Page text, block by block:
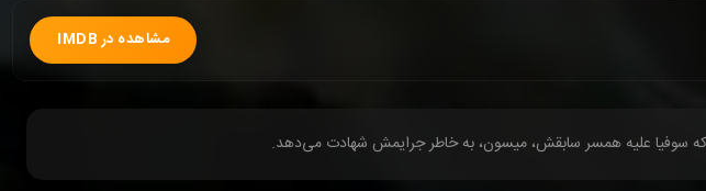
مشاهده در IMDB
سوفیا علیه همسر سابقش، میسون، به خاطر جرایمش شهادت می‌دهد.